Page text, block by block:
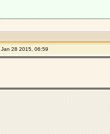
Jan 28 2015, 06:59